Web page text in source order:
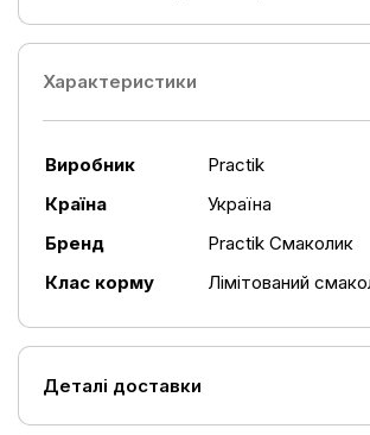
Характеристики
Виробник
Practik
Країна
Україна
Бренд
Practik Смаколик
Клас корму
Лімітований
Деталі доставки